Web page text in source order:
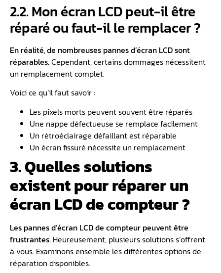
2.2. Mon écran LCD peut-il être
réparé ou faut-il le remplacer ?
En réalité, de nombreuses pannes d’écran LCD sont
réparables.Cependant, certains dommages nécessitent
un remplacement complet.
Voici ce qu’il faut savoir :
Les pixels morts peuvent souvent être réparés
Une nappe défectueuse se remplace facilement
Un rétroéclairage défaillant est réparable
Un écran fissuré nécessite un remplacement
3. Quelles solutions
existent pour réparer un
écran LCD de compteur ?
Les pannes d’écran LCD de compteur peuvent être
frustrantes. Heureusement, plusieurs solutions s’offrent
à vous. Examinons ensemble les différentes options de
réparation disponibles.